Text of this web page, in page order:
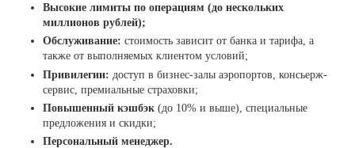
Высокие лимиты по операциям (до нескольких
миллионов рублей);
Обслуживание: стоимость зависит от банка и тарифа, а
также от выполняемых клиентом условий;
Привилегии: доступ в бизнес-залы аэропортов, консьерж-
сервис, премиальные страховки;
Повышенный кэшбэк (до 10% и выше), специальные
предложения и скидки;
Персональный менеджер.